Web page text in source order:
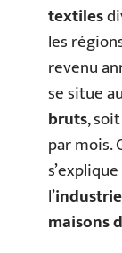
textiles
les
revenu
se situe
bruts,
par mois.
l’
maisons